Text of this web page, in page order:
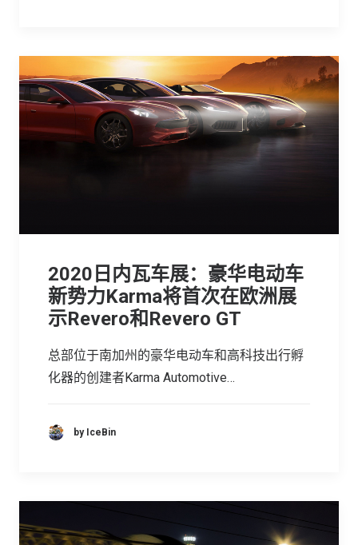
2020日内瓦车展：豪华电动车
新势力Karma将首次在欧洲展
示Revero和Revero GT
总部位于南加州的豪华电动车和高科技出行孵
化器的创建者Karma Automotive…
by IceBin